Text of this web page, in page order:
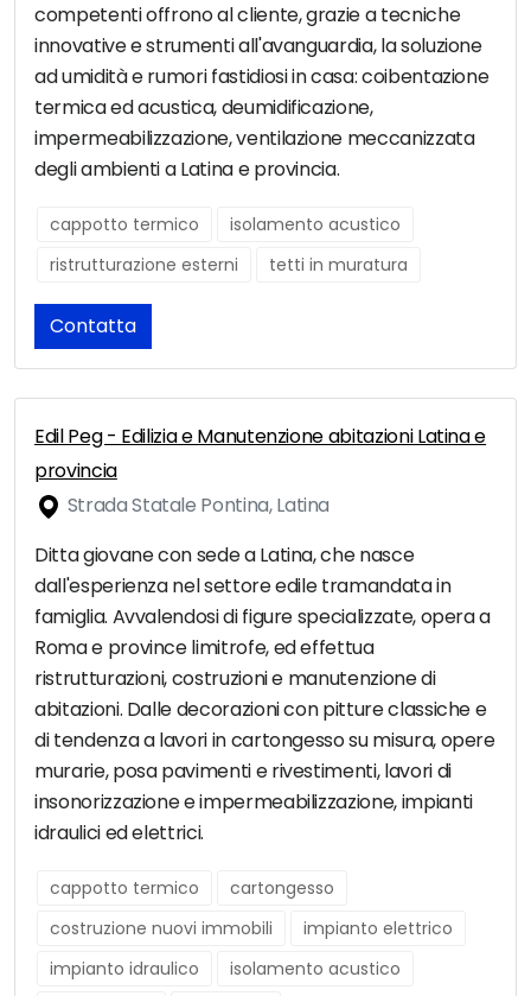
competenti offrono al cliente, grazie a tecniche
innovative e strumenti all'avanguardia, la soluzione
ad umidità e rumori fastidiosi in casa: coibentazione
termica ed acustica, deumidificazione,
impermeabilizzazione, ventilazione meccanizzata
degli ambienti a Latina e provincia.
cappotto termico
isolamento acustico
ristrutturazione esterni
tetti in muratura
Contatta
Edil Peg - Edilizia e Manutenzione abitazioni Latina e
provincia
Strada Statale Pontina, Latina
Ditta giovane con sede a Latina, che nasce
dall'esperienza nel settore edile tramandata in
famiglia. Avvalendosi di figure specializzate, opera a
Roma e province limitrofe, ed effettua
ristrutturazioni, costruzioni e manutenzione di
abitazioni. Dalle decorazioni con pitture classiche e
di tendenza a lavori in cartongesso su misura, opere
murarie, posa pavimenti e rivestimenti, lavori di
insonorizzazione e impermeabilizzazione, impianti
idraulici ed elettrici.
cappotto termico
cartongesso
costruzione nuovi immobili
impianto elettrico
impianto idraulico
isolamento acustico